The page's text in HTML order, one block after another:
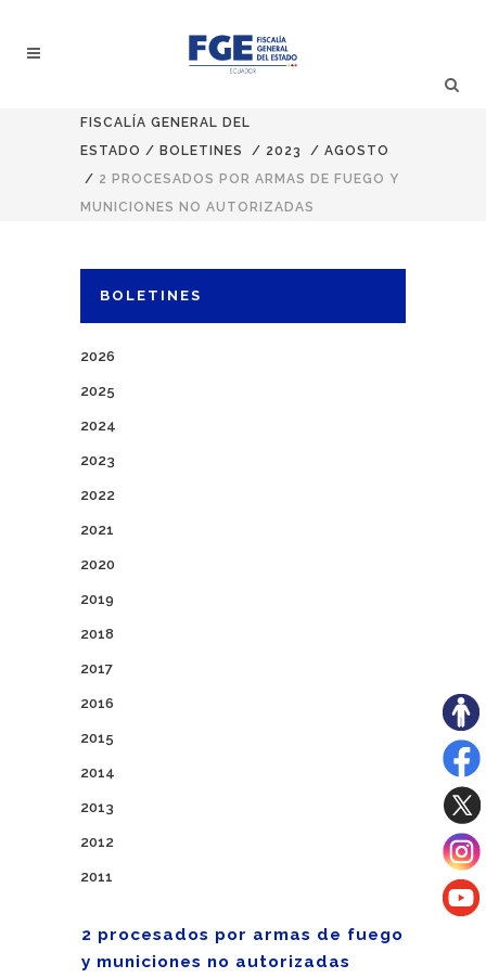
FISCALÍA GENERAL DEL
ESTADO / BOLETINES / 2023 / AGOSTO
/ 2 PROCESADOS POR ARMAS DE FUEGO Y
MUNICIONES NO AUTORIZADAS
BOLETINES
2026
2025
2024
2023
2022
2021
2020
2019
2018
2017
2016
2015
2014
2013
2012
2011
2 procesados por armas de fuego
y municiones no autorizadas